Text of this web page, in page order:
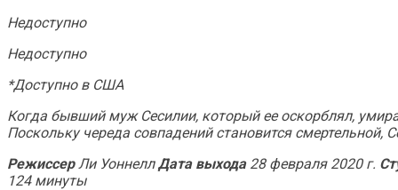
Недоступно
Недоступно
*Доступно в США
Когда бывший муж Сесилии, который ее оскорблял,
Поскольку череда совпадений становится смертельной,
РежиссерЛи УоннеллДата выхода28 февраля 2020 г.
124 минуты